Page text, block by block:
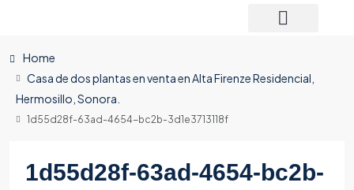
Home
Casa de dos plantas en venta en Alta Firenze Residencial,
Hermosillo, Sonora.
1d55d28f-63ad-4654-bc2b-3d1e3713118f
1d55d28f-63ad-4654-bc2b-